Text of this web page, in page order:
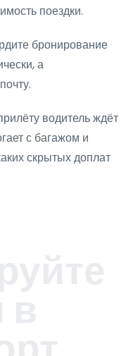
поездки.
бронирование
а
водитель ждёт
с багажом и
скрытых доплат